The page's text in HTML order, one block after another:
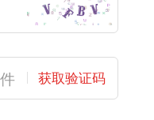
获取验证码